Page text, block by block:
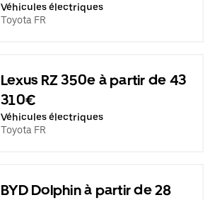
Véhicules électriques
Toyota FR
Lexus RZ 350e à partir de 43
310€
Véhicules électriques
Toyota FR
BYD Dolphin à partir de 28